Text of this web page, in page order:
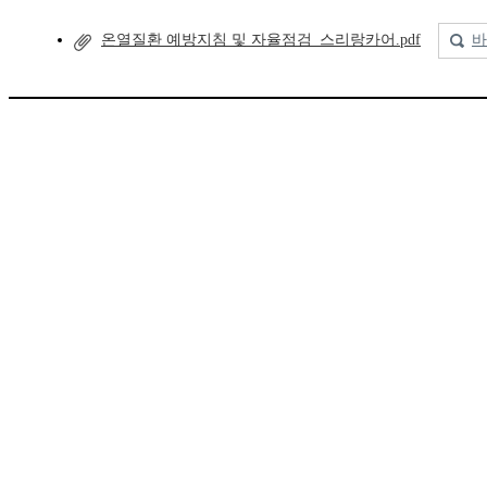
온열질환 예방지침 및 자율점검_스리랑카어.pdf